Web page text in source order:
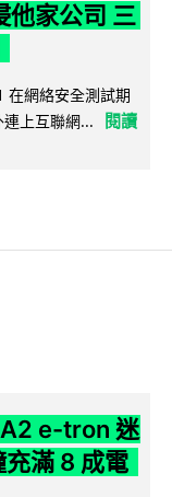
他家公司 三
網絡安全測試期
上互聯網...
閱讀
e-tron 迷
滿 8 成電